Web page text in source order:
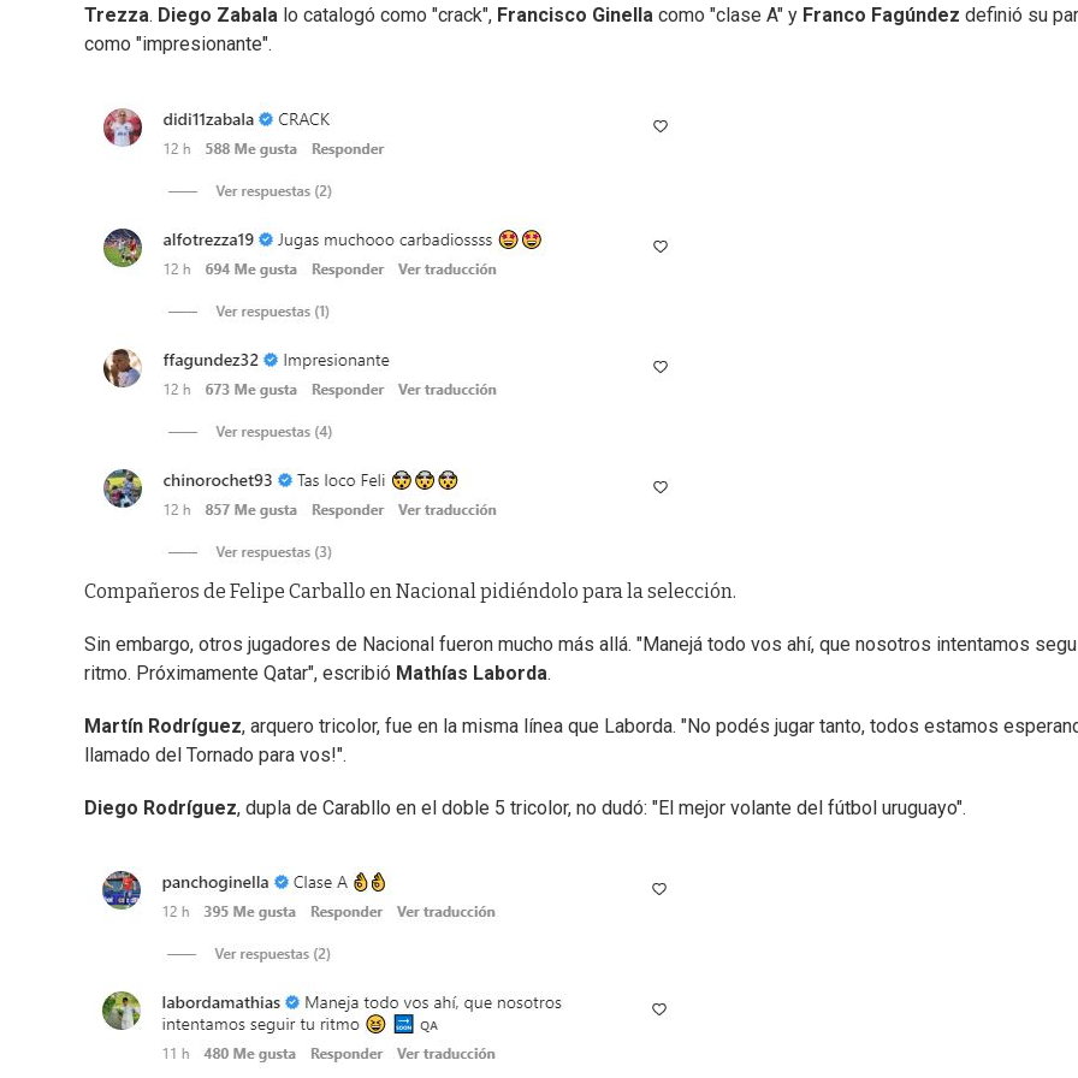
Trezza. Diego Zabala lo catalogó como "crack", Francisco Ginella como "clase A" y Franco Fagúndez definió su
como "impresionante".
Compañeros de Felipe Carballo en Nacional pidiéndolo para la selección.
Sin embargo, otros jugadores de Nacional fueron mucho más allá. "Manejá todo vos ahí, que nosotros intentamos
ritmo. Próximamente Qatar", escribió Mathías Laborda.
Martín Rodríguez, arquero tricolor, fue en la misma línea que Laborda. "No podés jugar tanto, todos estamos
llamado del Tornado para vos!".
Diego Rodríguez, dupla de Carabllo en el doble 5 tricolor, no dudó: "El mejor volante del fútbol uruguayo".